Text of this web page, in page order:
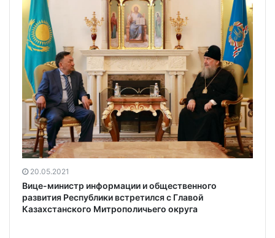
20.05.2021
Вице-министр информации и общественного
развития Республики встретился с Главой
Казахстанского Митрополичьего округа